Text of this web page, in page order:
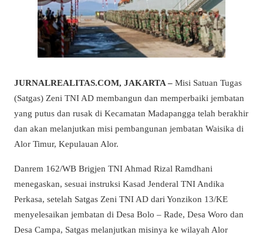
JURNALREALITAS.COM, JAKARTA – Misi Satuan Tugas
(Satgas) Zeni TNI AD membangun dan memperbaiki jembatan
yang putus dan rusak di Kecamatan Madapangga telah berakhir
dan akan melanjutkan misi pembangunan jembatan Waisika di
Alor Timur, Kepulauan Alor.
Danrem 162/WB Brigjen TNI Ahmad Rizal Ramdhani
menegaskan, sesuai instruksi Kasad Jenderal TNI Andika
Perkasa, setelah Satgas Zeni TNI AD dari Yonzikon 13/KE
menyelesaikan jembatan di Desa Bolo – Rade, Desa Woro dan
Desa Campa, Satgas melanjutkan misinya ke wilayah Alor